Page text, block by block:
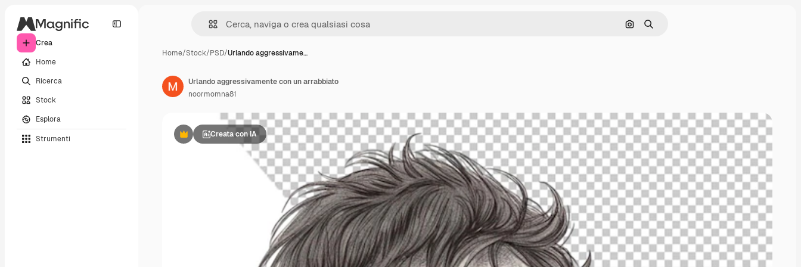
Crea
Home
Ricerca
Stock
Esplora
Strumenti
Cerca per immagine
Ricerca
Home/Stock/PSD/Urlando aggressivame…
PremiumCreata con IA
Urlando aggressivamente con un arrabbiato
noormomna81